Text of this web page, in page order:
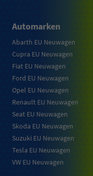
Automarken
Abarth EU Neuwagen
Cupra EU Neuwagen
Fiat EU Neuwagen
Ford EU Neuwagen
Opel EU Neuwagen
Renault EU Neuwagen
Seat EU Neuwagen
Skoda EU Neuwagen
Suzuki EU Neuwagen
Tesla EU Neuwagen
VW EU Neuwagen